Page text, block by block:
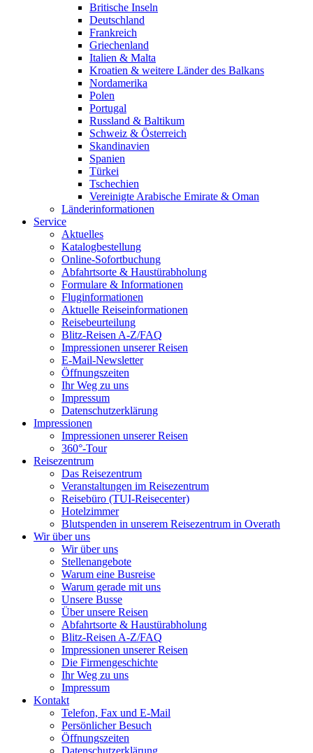
Britische Inseln
Deutschland
Frankreich
Griechenland
Italien & Malta
Kroatien & weitere Länder des Balkans
Nordamerika
Polen
Portugal
Russland & Baltikum
Schweiz & Österreich
Skandinavien
Spanien
Türkei
Tschechien
Vereinigte Arabische Emirate & Oman
Länderinformationen
Service
Aktuelles
Katalogbestellung
Online-Sofortbuchung
Abfahrtsorte & Haustürabholung
Formulare & Informationen
Fluginformationen
Aktuelle Reiseinformationen
Reisebeurteilung
Blitz-Reisen A-Z/FAQ
Impressionen unserer Reisen
E-Mail-Newsletter
Öffnungszeiten
Ihr Weg zu uns
Impressum
Datenschutzerklärung
Impressionen
Impressionen unserer Reisen
360°-Tour
Reisezentrum
Das Reisezentrum
Veranstaltungen im Reisezentrum
Reisebüro (TUI-Reisecenter)
Hotelzimmer
Blutspenden in unserem Reisezentrum in Overath
Wir über uns
Wir über uns
Stellenangebote
Warum eine Busreise
Warum gerade mit uns
Unsere Busse
Über unsere Reisen
Abfahrtsorte & Haustürabholung
Blitz-Reisen A-Z/FAQ
Impressionen unserer Reisen
Die Firmengeschichte
Ihr Weg zu uns
Impressum
Kontakt
Telefon, Fax und E-Mail
Persönlicher Besuch
Öffnungszeiten
Datenschutzerklärung